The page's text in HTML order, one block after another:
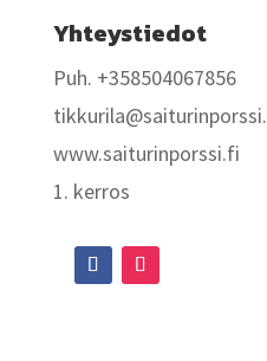
Yhteystiedot
Puh. +358504067856
www.saiturinporssi.fi
1. kerros